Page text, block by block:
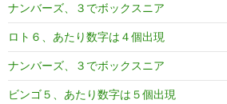
ナンバーズ、３でボックスニア
ロト６、あたり数字は４個出現
ナンバーズ、３でボックスニア
ビンゴ５、あたり数字は５個出現